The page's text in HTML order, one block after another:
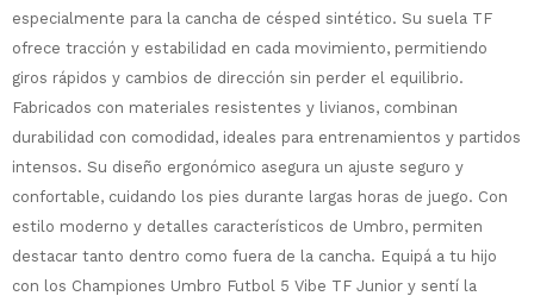
especialmente para la cancha de césped sintético. Su suela TF
ofrece tracción y estabilidad en cada movimiento, permitiendo
giros rápidos y cambios de dirección sin perder el equilibrio.
Fabricados con materiales resistentes y livianos, combinan
durabilidad con comodidad, ideales para entrenamientos y partidos
intensos. Su diseño ergonómico asegura un ajuste seguro y
confortable, cuidando los pies durante largas horas de juego. Con
estilo moderno y detalles característicos de Umbro, permiten
destacar tanto dentro como fuera de la cancha. Equipá a tu hijo
con los Championes Umbro Futbol 5 Vibe TF Junior y sentí la
Comprá ahora y Pagá
Después, hasta en 12
cuotas y sin tocar tu
tarjeta de crédito
* sujeto aprobación crediticia.
Verifica si estás calificado para comprar
Celular
Fecha de nacimiento
Día Mes Año
Estás calificado para comprar usando Pago
Después.
¡Tenés hasta
para comprar en las cuotas
que prefieras!
Elegí tus productos preferidos
Elegís Pago Después como metodo de pago
* sujeto a aprobación crediticia. El monto
disponible puede variar por comercio
Ups!
Parece que no tenes oferta, lamentamos
el inconveniente, por cualquier duda
contactanos en
preguntas@pagodespues.com.uy
¡Algo salió mal!
Por favor intenta nuevamente mas tarde.